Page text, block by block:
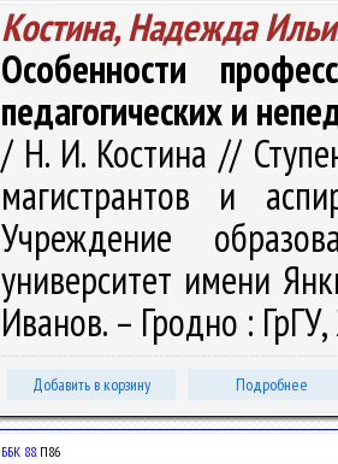
Костина, Надежда
Особенности
педагогических и
/ Н. И. Костина //
магистрантов и
Учреждение
университет имени
Иванов. – Гродно :
Добавить в корзину Подробнее
ББК 88.П86